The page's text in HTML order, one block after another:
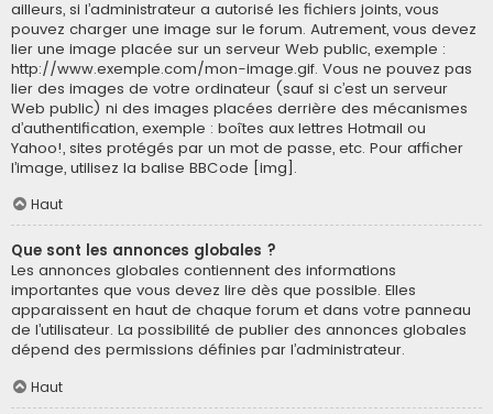
ailleurs, si l’administrateur a autorisé les fichiers joints, vous
pouvez charger une image sur le forum. Autrement, vous devez
lier une image placée sur un serveur Web public, exemple :
http://www.exemple.com/mon-image.gif. Vous ne pouvez pas
lier des images de votre ordinateur (sauf si c’est un serveur
Web public) ni des images placées derrière des mécanismes
d’authentification, exemple : boîtes aux lettres Hotmail ou
Yahoo!, sites protégés par un mot de passe, etc. Pour afficher
l’image, utilisez la balise BBCode [img].
Haut
Que sont les annonces globales ?
Les annonces globales contiennent des informations
importantes que vous devez lire dès que possible. Elles
apparaissent en haut de chaque forum et dans votre panneau
de l’utilisateur. La possibilité de publier des annonces globales
dépend des permissions définies par l’administrateur.
Haut